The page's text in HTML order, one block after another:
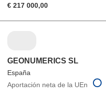
€ 217 000,00
GEONUMERICS SL
España
Aportación neta de la UEn